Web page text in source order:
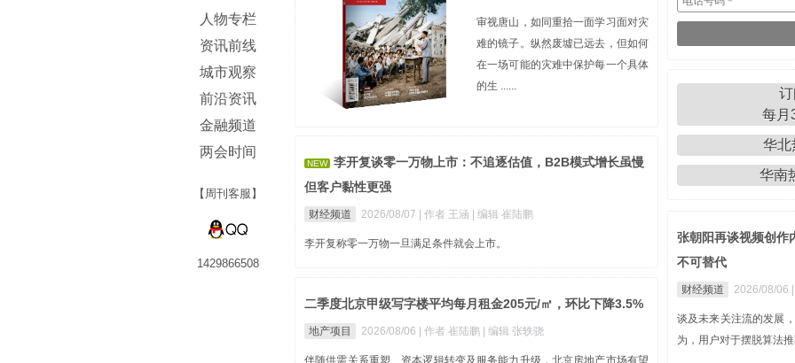
人物专栏
资讯前线
城市观察
前沿资讯
金融频道
两会时间
【周刊客服】
1429866508
审视唐山，如同重拾一面学习面对灾
难的镜子。纵然废墟已远去，但如何
在一场可能的灾难中保护每一个具体
的生 ......
每月
华北
华南
NEW
李开复谈零一万物上市：不追逐估值，B2B模式增长虽慢
但客户黏性更强
财经频道 2026/08/07 | 作者 王涵 | 编辑 崔陆鹏
李开复称零一万物一旦满足条件就会上市。
张朝阳再谈视频创作
不可替代
财经频道 2026/08/06
谈及未来关注流的发展
为，用户对于摆脱算法
二季度北京甲级写字楼平均每月租金205元/㎡，环比下降3.5%
地产项目 2026/08/06 | 作者 崔陆鹏 | 编辑 张轶骁
伴随供需关系重塑、资本逻辑转变及服务能力升级，北京房地产市场有望